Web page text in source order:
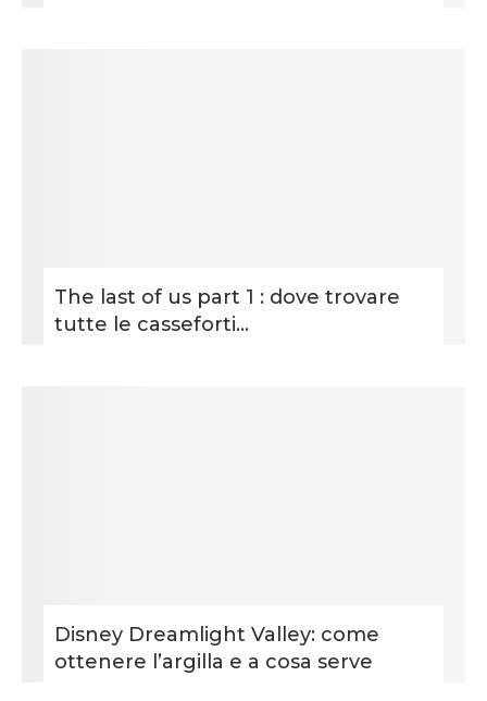
The last of us part 1 : dove trovare
tutte le casseforti...
Disney Dreamlight Valley: come
ottenere l’argilla e a cosa serve